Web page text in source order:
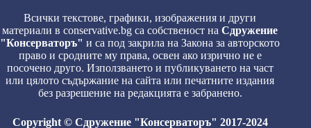
Всички текстове, графики, изображения и други
материали в conservative.bg са собственост наСдружение
"Консерваторъ" и са под закрила на Закона за авторското
право и сродните му права, освен ако изрично не е
посочено друго. Използването и публикуването на част
или цялото съдържание на сайта или печатните издания
без разрешение на редакцията е забранено.
Copyright © Сдружение "Консерваторъ" 2017-2024